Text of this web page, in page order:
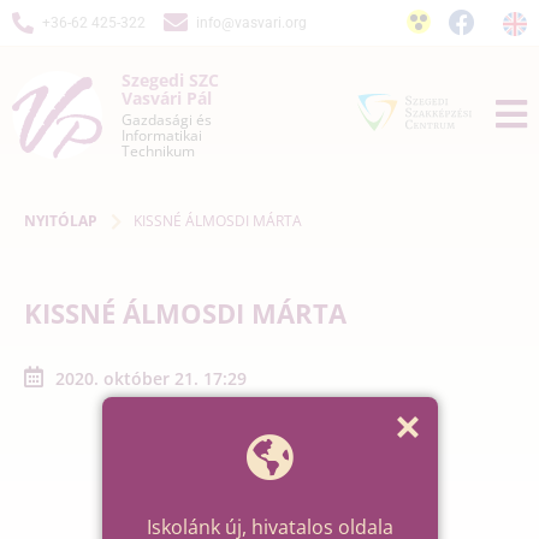
+36-62 425-322 info@vasvari.org
Szegedi SZC
Vasvári Pál
Gazdasági és
Informatikai
Technikum
NYITÓLAP KISSNÉ ÁLMOSDI MÁRTA
KISSNÉ ÁLMOSDI MÁRTA
2020. október 21. 17:29
Iskolánk új, hivatalos oldala